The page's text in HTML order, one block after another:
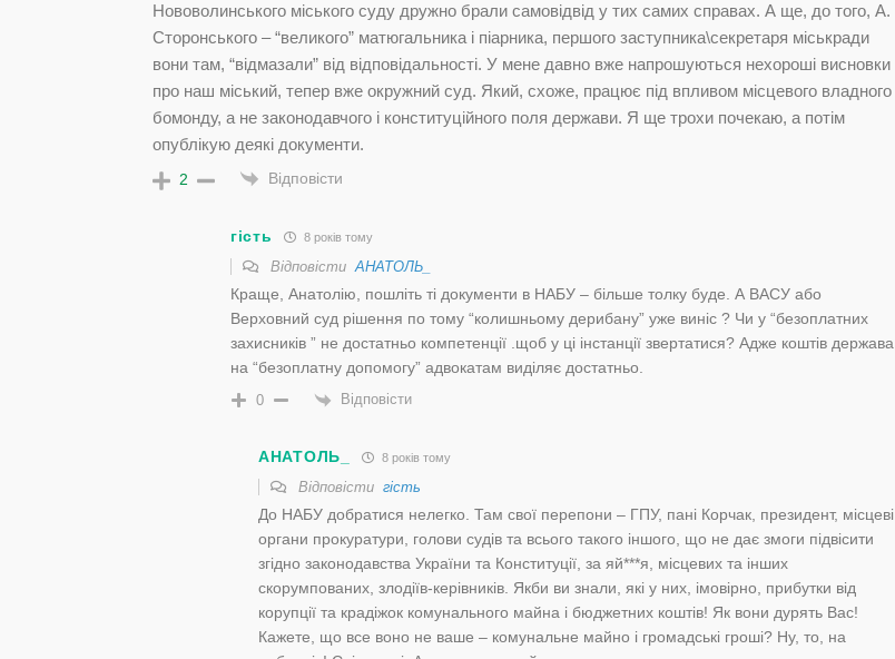
Нововолинського міського суду дружно брали самовідвід у тих самих справах. А ще, до того, А.
Сторонського – “великого” матюгальника і піарника, першого заступника\секретаря міськради
вони там, “відмазали” від відповідальності. У мене давно вже напрошуються нехороші висновки
про наш міський, тепер вже окружний суд. Який, схоже, працює під впливом місцевого владного
бомонду, а не законодавчого і конституційного поля держави. Я ще трохи почекаю, а потім
опублікую деякі документи.
2 Відповісти
гість 8 років тому
ВідповістиАНАТОЛЬ_
Краще, Анатолію, пошліть ті документи в НАБУ – більше толку буде. А ВАСУ або
Верховний суд рішення по тому “колишньому дерибану” уже виніс ? Чи у “безоплатних
захисників ” не достатньо компетенції .щоб у ці інстанції звертатися? Адже коштів держава
на “безоплатну допомогу” адвокатам виділяє достатньо.
0 Відповісти
АНАТОЛЬ_ 8 років тому
Відповісти гість
До НАБУ добратися нелегко. Там свої перепони – ГПУ, пані Корчак, президент, місцеві
органи прокуратури, голови судів та всього такого іншого, що не дає змоги підвісити
згідно законодавства України та Конституції, за яй***я, місцевих та інших
скорумпованих, злодіїв-керівників. Якби ви знали, які у них, імовірно, прибутки від
корупції та крадіжок комунального майна і бюджетних коштів! Як вони дурять Вас!
Кажете, що все воно не ваше – комунальне майно і громадські гроші? Ну, то, на